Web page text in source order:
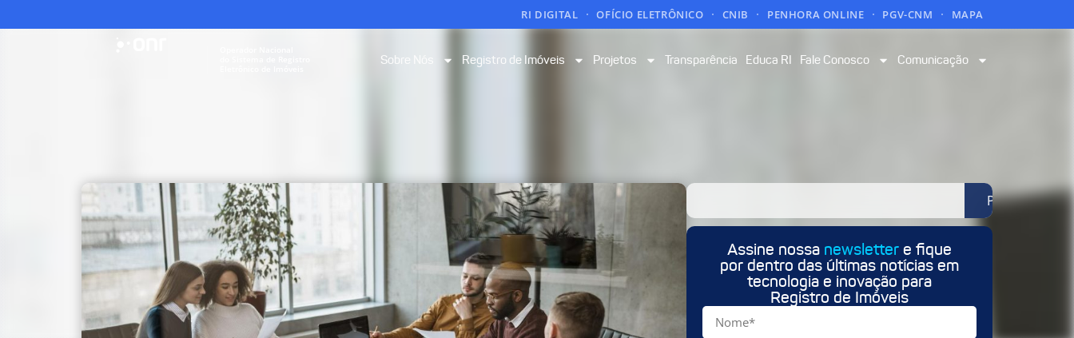
RI DIGITAL OFÍCIO ELETRÔNICO CNIB PENHORA ONLINE PGV-CNM MAPA
Sobre Nós Registro de Imóveis Projetos Transparência Educa RI Fale Conosco Comunicação
Pesquisar
Assine nossa newslettere fique
por dentro das últimas notícias em
tecnologia e inovação para
Registro de Imóveis